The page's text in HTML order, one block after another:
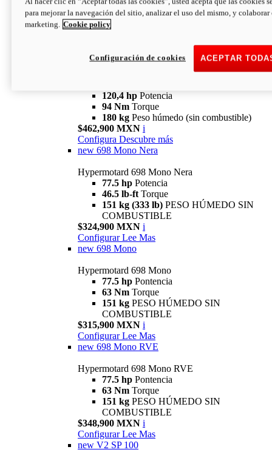
94 NmTorque
180 kgPESO HÚMEDO SIN
COMBUSTIBLE
newV2 SP
120,4 hp Potencia
94 Nm Torque
180 kg Peso húmedo (sin combustible)
$462,900 MXN i
Configura Descubre más
new 698 Mono Nera
Hypermotard 698 Mono Nera
77.5 hp Potencia
46.5 lb-ft Torque
151 kg (333 lb) PESO HÚMEDO SIN
COMBUSTIBLE
$324,900 MXN i
Configurar Lee Mas
new 698 Mono
Hypermotard 698 Mono
77.5 hp Pontencia
63 Nm Torque
151 kg PESO HÚMEDO SIN
COMBUSTIBLE
$315,900 MXN i
Configurar Lee Mas
new 698 Mono RVE
Hypermotard 698 Mono RVE
77.5 hp Pontencia
63 Nm Torque
151 kg PESO HÚMEDO SIN
COMBUSTIBLE
$348,900 MXN i
Configurar Lee Mas
new V2 SP 100
para mejorar la navegación del sitio, analizar el uso del mismo, y colaborar
marketing. Cookie policy
ACEPTAR
Configuración de cookies